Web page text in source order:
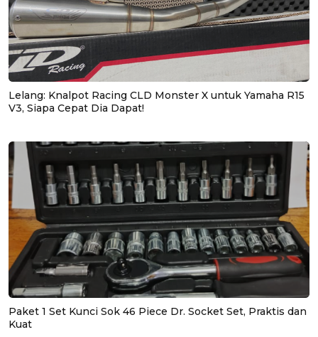
Lelang: Knalpot Racing CLD Monster X untuk Yamaha R15
V3, Siapa Cepat Dia Dapat!
Paket 1 Set Kunci Sok 46 Piece Dr. Socket Set, Praktis dan
Kuat